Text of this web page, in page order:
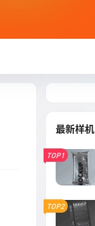
最新样机
TOP1
TOP2